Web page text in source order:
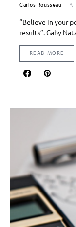
Carlos Rousseau
“Believe in your
results”. Gaby
READ MORE